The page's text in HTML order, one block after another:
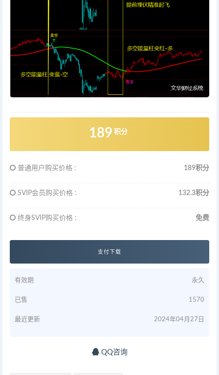
189 积分
普通用户购买价格 : 189积分
SVIP会员购买价格 : 132.3积分
终身SVIP购买价格 : 免费
支付下载
有效期 永久
已售 1570
最近更新 2024年04月27日
QQ咨询